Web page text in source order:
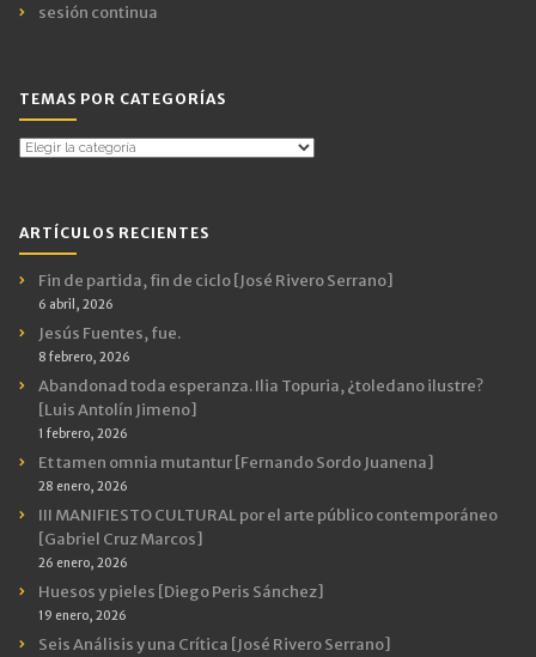
sesión continua
TEMAS POR CATEGORÍAS
Temas
ARTÍCULOS RECIENTES
Fin de partida, fin de ciclo [José Rivero Serrano]
6 abril, 2026
Jesús Fuentes, fue.
8 febrero, 2026
Abandonad toda esperanza. Ilia Topuria, ¿toledano ilustre?
[Luis Antolín Jimeno]
1 febrero, 2026
Et tamen omnia mutantur [Fernando Sordo Juanena]
28 enero, 2026
III MANIFIESTO CULTURAL por el arte público contemporáneo
[Gabriel Cruz Marcos]
26 enero, 2026
Huesos y pieles [Diego Peris Sánchez]
19 enero, 2026
Seis Análisis y una Crítica [José Rivero Serrano]